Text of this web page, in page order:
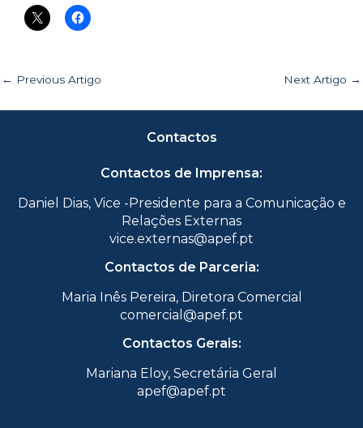
← Previous Artigo Next Artigo →
Contactos
Contactos de Imprensa:
Daniel Dias, Vice -Presidente para a Comunicação e
Relações Externas
vice.externas@apef.pt
Contactos de Parceria:
Maria Inês Pereira, Diretora Comercial
comercial@apef.pt
Contactos Gerais:
Mariana Eloy, Secretária Geral
apef@apef.pt